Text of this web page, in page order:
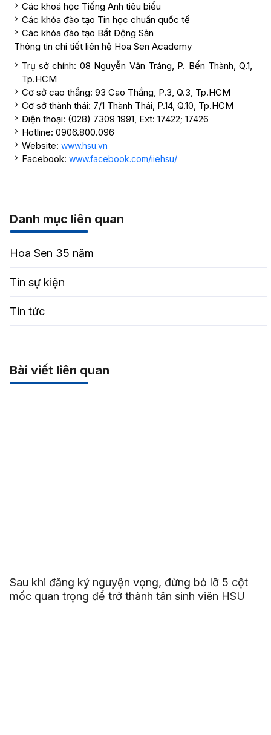
Các khoá học Tiếng Anh tiêu biểu
Các khóa đào tạo Tin học chuẩn quốc tế
Các khóa đào tạo Bất Động Sản
Thông tin chi tiết liên hệ Hoa Sen Academy
Trụ sở chính: 08 Nguyễn Văn Tráng, P. Bến Thành, Q.1,
Tp.HCM
Cơ sở cao thắng: 93 Cao Thắng, P.3, Q.3, Tp.HCM
Cơ sở thành thái: 7/1 Thành Thái, P.14, Q.10, Tp.HCM
Điện thoại: (028) 7309 1991, Ext: 17422; 17426
Hotline: 0906.800.096
Website: www.hsu.vn
Facebook: www.facebook.com/iiehsu/
Danh mục liên quan
Hoa Sen 35 năm
Tin sự kiện
Tin tức
Bài viết liên quan
Sau khi đăng ký nguyện vọng, đừng bỏ lỡ 5 cột
mốc quan trọng để trở thành tân sinh viên HSU